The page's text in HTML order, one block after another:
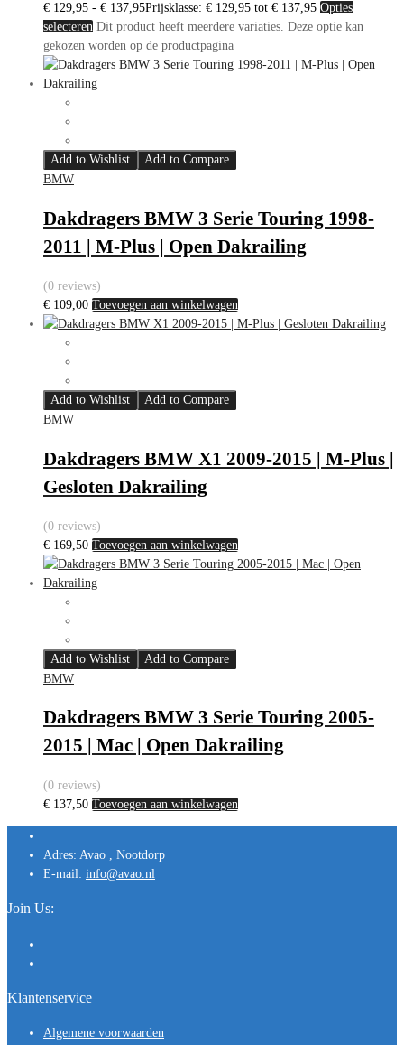
€ 129,95 - € 137,95Prijsklasse: € 129,95 tot € 137,95 Opties
selecteren Dit product heeft meerdere variaties. Deze optie kan
gekozen worden op de productpagina
Add to Wishlist
Add to Compare
BMW
Dakdragers BMW 3 Serie Touring 1998-
2011 | M-Plus | Open Dakrailing
(0 reviews)
€ 109,00 Toevoegen aan winkelwagen
Add to Wishlist
Add to Compare
BMW
Dakdragers BMW X1 2009-2015 | M-Plus |
Gesloten Dakrailing
(0 reviews)
€ 169,50 Toevoegen aan winkelwagen
Add to Wishlist
Add to Compare
BMW
Dakdragers BMW 3 Serie Touring 2005-
2015 | Mac | Open Dakrailing
(0 reviews)
€ 137,50 Toevoegen aan winkelwagen
Adres: Avao , Nootdorp
E-mail: info@avao.nl
Join Us:
Klantenservice
Algemene voorwaarden